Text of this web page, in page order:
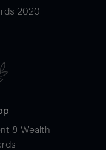
2020
& Wealth